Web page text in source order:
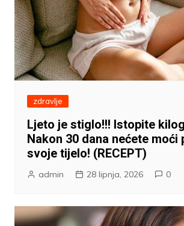
zdravlje
Ljeto je stiglo!!! Istopite
Nakon 30 dana nećete moći
svoje tijelo! (RECEPT)
admin 28 lipnja, 2026 0